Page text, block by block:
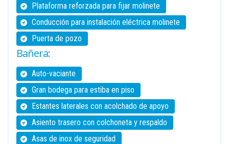
Plataforma reforzada para fijar molinete
Conducción para instalación eléctrica molinete
Puerta de pozo
Bañera:
Auto-vaciante
Gran bodega para estiba en piso
Estantes laterales con acolchado de apoyo
Asiento trasero con colchoneta y respaldo
Asas de inox de seguridad